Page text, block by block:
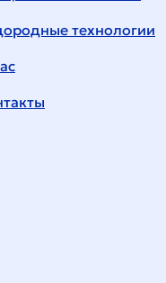
технологии